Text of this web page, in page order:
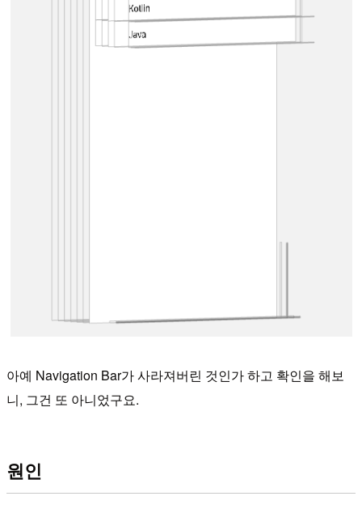
아예 Navigation Bar가 사라져버린 것인가 하고 확인을 해보
니, 그건 또 아니었구요.
원인